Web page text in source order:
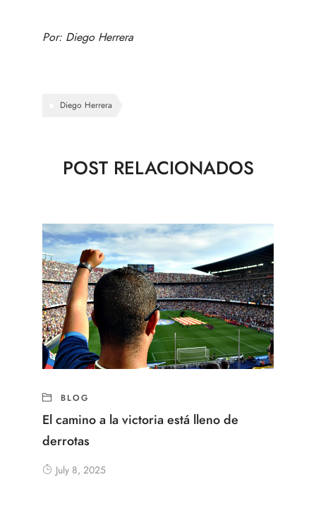
Por: Diego Herrera
Diego Herrera
POST RELACIONADOS
BLOG
El camino a la victoria está lleno de
derrotas
July 8, 2025